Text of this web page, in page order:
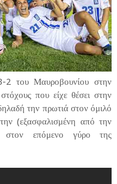
2 του Μαυροβουνίου στην
που είχε θέσει στην
την πρωτιά στον όμιλό
(εξασφαλισμένη από την
στον επόμενο γύρο της